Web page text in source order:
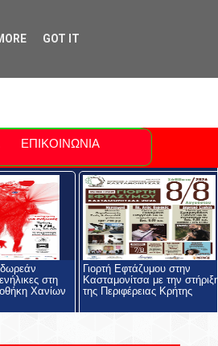
ΕΠΙΚΟΙΝΩΝΙΑ
δωρεάν
στη
Χανίων
Γιορτή Εφτάζυμου στην
Κασταμονίτσα με την
της Περιφέρειας Κρήτης
GOT IT